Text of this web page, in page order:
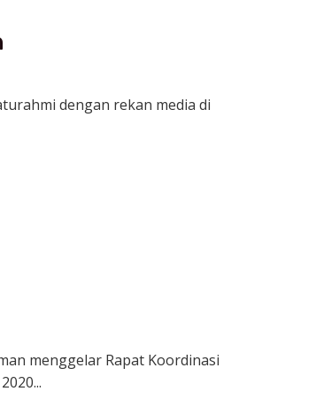
dengan rekan media di
menggelar Rapat Koordinasi